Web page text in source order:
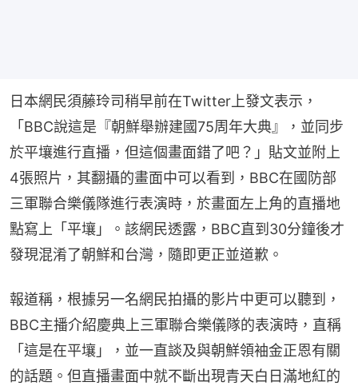
日本網民須藤玲司稍早前在Twitter上發文表示，
「BBC說這是『朝鮮舉辦建國75周年大典』，並同步
於平壤進行直播，但這個畫面錯了吧？」貼文並附上
4張照片，其翻攝的畫面中可以看到，BBC在國防部
三軍聯合樂儀隊進行表演時，於畫面左上角的直播地
點寫上「平壤」。該網民透露，BBC直到30分鐘後才
發現混淆了朝鮮和台灣，隨即更正並道歉。
報道稱，根據另一名網民拍攝的影片中更可以聽到，
BBC主播介紹慶典上三軍聯合樂儀隊的表演時，直稱
「這是在平壤」，並一直談及與朝鮮領袖金正恩有關
的話題。但直播畫面中就不斷出現青天白日滿地紅的